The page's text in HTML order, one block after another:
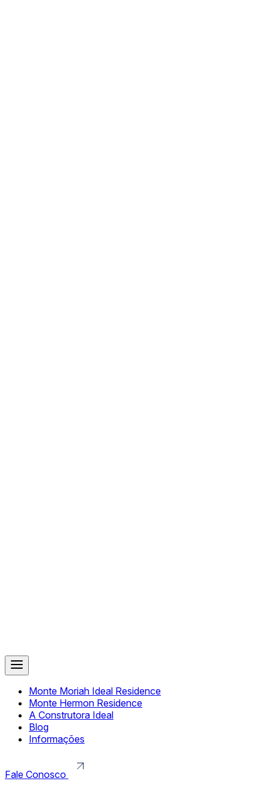
Monte Moriah Ideal Residence
Monte Hermon Residence
A Construtora Ideal
Blog
Informações
Fale Conosco